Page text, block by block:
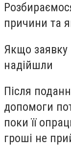
причини та
Якщо заявку
надійшли
Після
допомоги
поки її
гроші не